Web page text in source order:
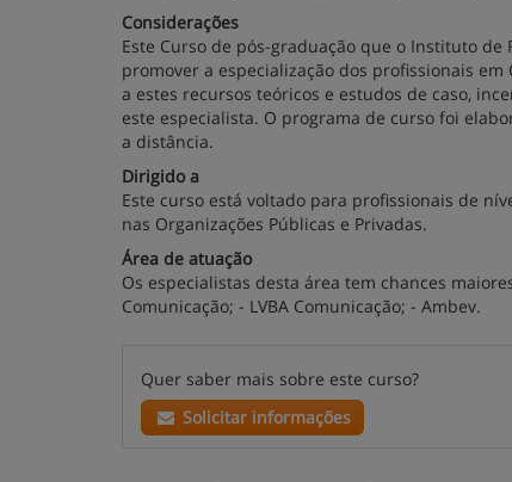
Considerações
Este Curso de pós-graduação que o Instituto de
promover a especialização dos profissionais
a estes recursos teóricos e estudos de caso,
este especialista. O programa de curso foi
a distância.
Dirigido a
Este curso está voltado para profissionais de
nas Organizações Públicas e Privadas.
Área de atuação
Os especialistas desta área tem chances
Comunicação; - LVBA Comunicação; - Ambev.
Quer saber mais sobre este curso?
Solicitar informações